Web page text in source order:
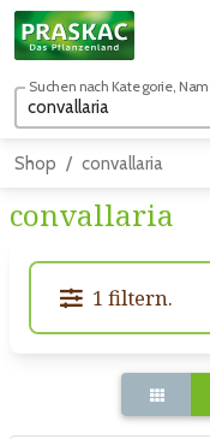
Shop convallaria
convallaria
1 filtern.